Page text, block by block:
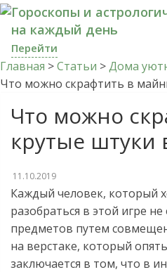
Гороскопы и
на каждый день
Перейти
Главная >Статьи >Дома
Что можно скрафтить в
Что можно
крутые штуки
11.10.2019
Каждый человек, который
разобраться в этой игре
предметов путем
на верстаке, который
заключается в том, что в